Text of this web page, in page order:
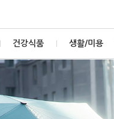
건강식품 생활/미용